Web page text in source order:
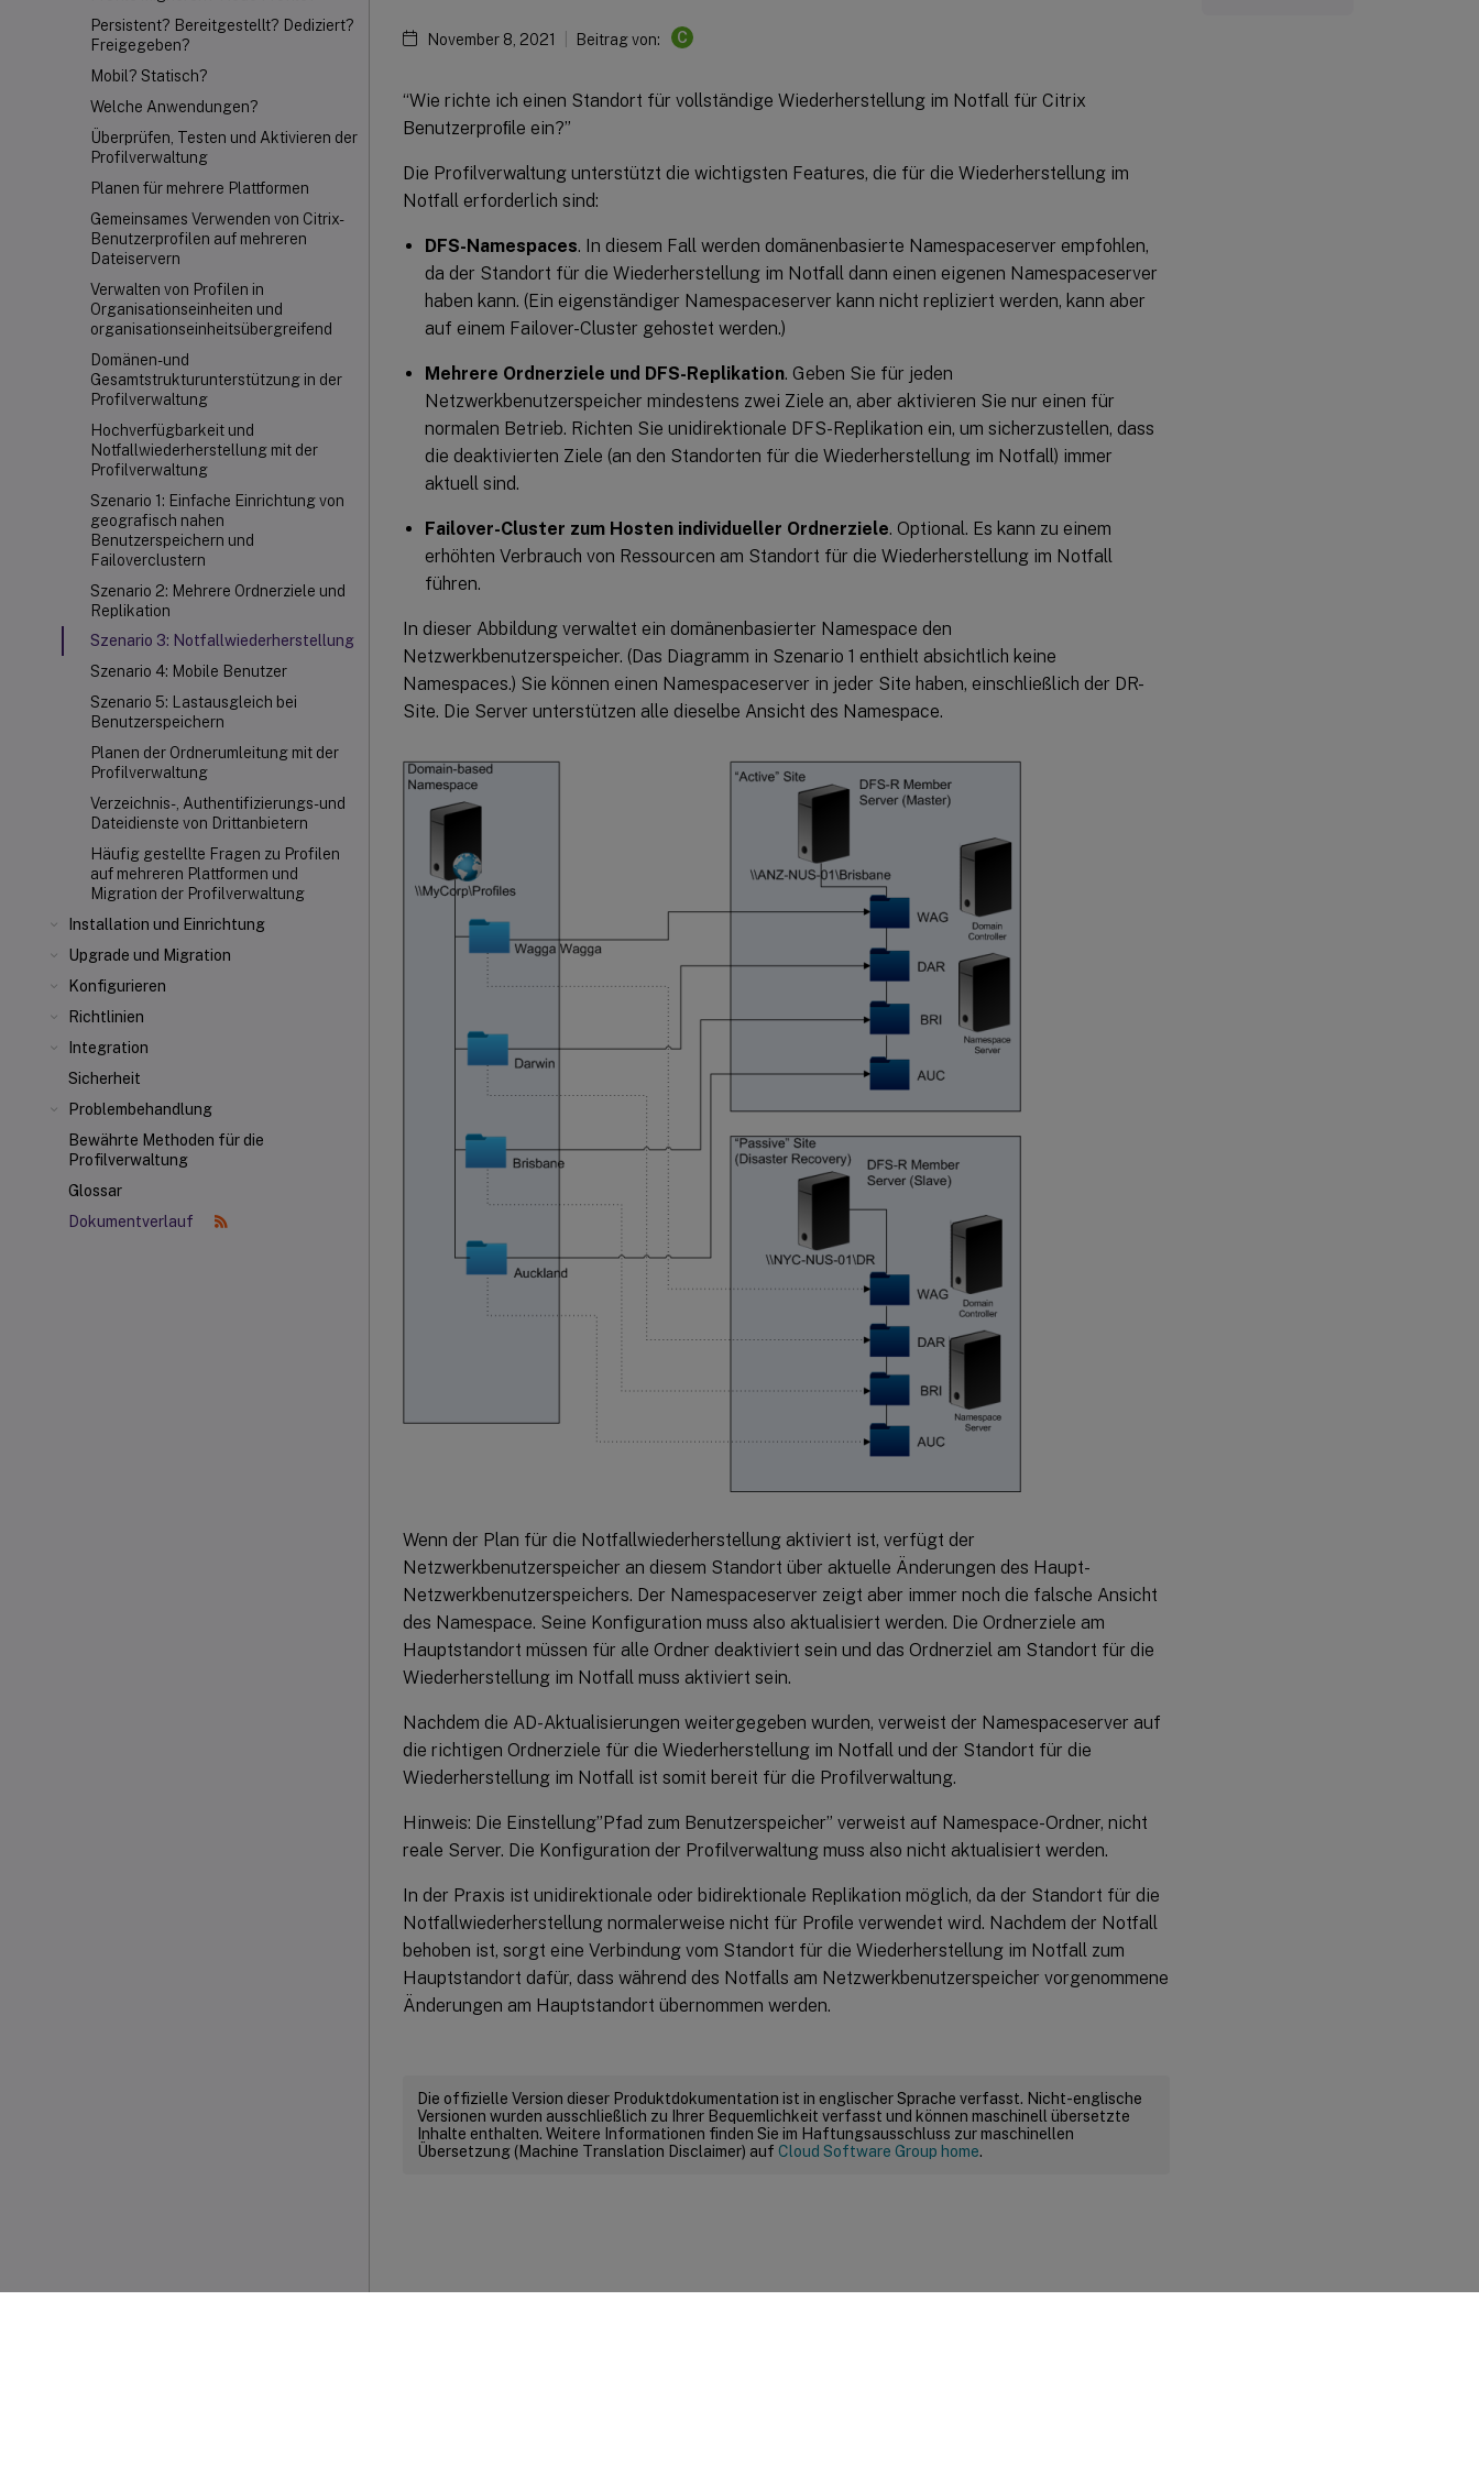
Persistent? Bereitgestellt? Dediziert?
Freigegeben?
Mobil? Statisch?
Welche Anwendungen?
Überprüfen, Testen und Aktivieren der
Profilverwaltung
Planen für mehrere Plattformen
Gemeinsames Verwenden von Citrix-
Benutzerprofilen auf mehreren
Dateiservern
Verwalten von Profilen in
Organisationseinheiten und
organisationseinheitsübergreifend
Domänen- und
Gesamtstrukturunterstützung in der
Profilverwaltung
Hochverfügbarkeit und
Notfallwiederherstellung mit der
Profilverwaltung
Szenario 1: Einfache Einrichtung von
geografisch nahen
Benutzerspeichern und
Failoverclustern
Szenario 2: Mehrere Ordnerziele und
Replikation
Szenario 3: Notfallwiederherstellung
Szenario 4: Mobile Benutzer
Szenario 5: Lastausgleich bei
Benutzerspeichern
Planen der Ordnerumleitung mit der
Profilverwaltung
Verzeichnis-, Authentifizierungs- und
Dateidienste von Drittanbietern
Häufig gestellte Fragen zu Profilen
auf mehreren Plattformen und
Migration der Profilverwaltung
Installation und Einrichtung
Upgrade und Migration
Konfigurieren
Richtlinien
Integration
Sicherheit
Problembehandlung
Bewährte Methoden für die
Profilverwaltung
Glossar
Dokumentverlauf
November 8, 2021 Beitrag von: C
“Wie richte ich einen Standort für vollständige Wiederherstellung im Notfall für Citrix
Benutzerproﬁle ein?”
Die Profilverwaltung unterstützt die wichtigsten Features, die für die Wiederherstellung im
Notfall erforderlich sind:
DFS-Namespaces. In diesem Fall werden domänenbasierte Namespaceserver empfohlen,
da der Standort für die Wiederherstellung im Notfall dann einen eigenen Namespaceserver
haben kann. (Ein eigenständiger Namespaceserver kann nicht repliziert werden, kann aber
auf einem Failover-Cluster gehostet werden.)
Mehrere Ordnerziele und DFS-Replikation. Geben Sie für jeden
Netzwerkbenutzerspeicher mindestens zwei Ziele an, aber aktivieren Sie nur einen für
normalen Betrieb. Richten Sie unidirektionale DFS-Replikation ein, um sicherzustellen, dass
die deaktivierten Ziele (an den Standorten für die Wiederherstellung im Notfall) immer
aktuell sind.
Failover-Cluster zum Hosten individueller Ordnerziele. Optional. Es kann zu einem
erhöhten Verbrauch von Ressourcen am Standort für die Wiederherstellung im Notfall
führen.
In dieser Abbildung verwaltet ein domänenbasierter Namespace den
Netzwerkbenutzerspeicher. (Das Diagramm in Szenario 1 enthielt absichtlich keine
Namespaces.) Sie können einen Namespaceserver in jeder Site haben, einschließlich der DR-
Site. Die Server unterstützen alle dieselbe Ansicht des Namespace.
Wenn der Plan für die Notfallwiederherstellung aktiviert ist, verfügt der
Netzwerkbenutzerspeicher an diesem Standort über aktuelle Änderungen des Haupt-
Netzwerkbenutzerspeichers. Der Namespaceserver zeigt aber immer noch die falsche Ansicht
des Namespace. Seine Konfiguration muss also aktualisiert werden. Die Ordnerziele am
Hauptstandort müssen für alle Ordner deaktiviert sein und das Ordnerziel am Standort für die
Wiederherstellung im Notfall muss aktiviert sein.
Nachdem die AD-Aktualisierungen weitergegeben wurden, verweist der Namespaceserver auf
die richtigen Ordnerziele für die Wiederherstellung im Notfall und der Standort für die
Wiederherstellung im Notfall ist somit bereit für die Profilverwaltung.
Hinweis: Die Einstellung”Pfad zum Benutzerspeicher” verweist auf Namespace-Ordner, nicht
reale Server. Die Konfiguration der Profilverwaltung muss also nicht aktualisiert werden.
In der Praxis ist unidirektionale oder bidirektionale Replikation möglich, da der Standort für die
Notfallwiederherstellung normalerweise nicht für Proﬁle verwendet wird. Nachdem der Notfall
behoben ist, sorgt eine Verbindung vom Standort für die Wiederherstellung im Notfall zum
Hauptstandort dafür, dass während des Notfalls am Netzwerkbenutzerspeicher vorgenommene
Änderungen am Hauptstandort übernommen werden.
Die offizielle Version dieser Produktdokumentation ist in englischer Sprache verfasst. Nicht-englische
Versionen wurden ausschließlich zu Ihrer Bequemlichkeit verfasst und können maschinell übersetzte
Inhalte enthalten. Weitere Informationen finden Sie im Haftungsausschluss zur maschinellen
Übersetzung (Machine Translation Disclaimer) auf Cloud Software Group home.